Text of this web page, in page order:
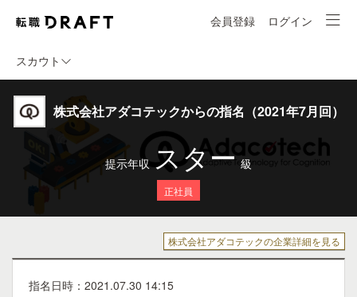
会員登録 ログイン
スカウト
株式会社アダコテックからの指名（2021年7月回）
提示年収 スター 級
正社員
株式会社アダコテックの企業詳細を見る
指名日時：2021.07.30 14:15